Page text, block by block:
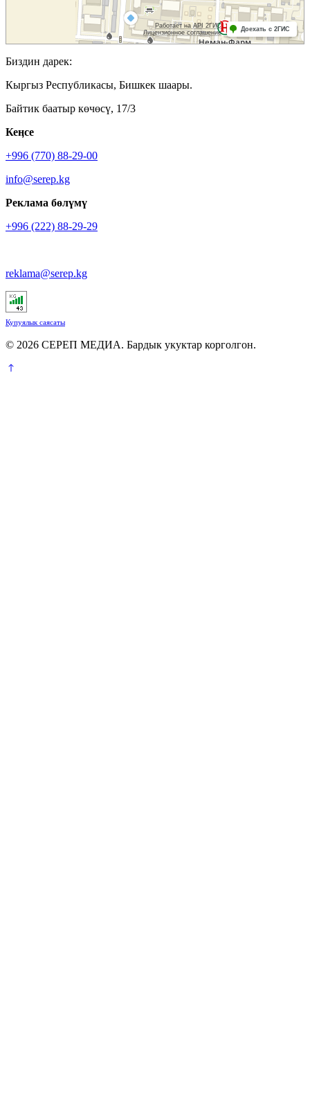
Биздин дарек:
Кыргыз Республикасы, Бишкек шаары.
Байтик баатыр көчөсү, 17/3
Кеӊсе
+996 (770) 88-29-00
info@serep.kg
Реклама бөлүмү
+996 (222) 88-29-29
reklama@serep.kg
Купуялык саясаты
© 2026 СЕРЕП МЕДИА. Бардык укуктар корголгон.